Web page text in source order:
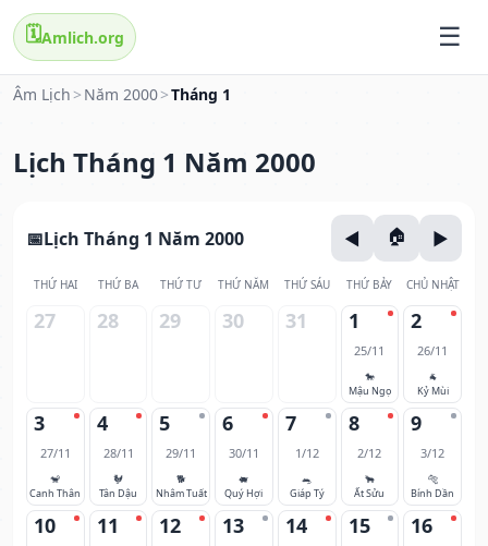
🗓️Amlich.org
Âm Lịch > Năm 2000>Tháng 1
Lịch Tháng 1 Năm 2000
Lịch Tháng 1 Năm 2000
THỨ HAI THỨ BA THỨ TƯ THỨ NĂM THỨ SÁU THỨ BẢY CHỦ NHẬT
27 28 29 30 31 1
25/11
🐎
Mậu Ngọ
2
26/11
🐐
Kỷ Mùi
3
27/11
🐒
Canh Thân
4
28/11
🐓
Tân Dậu
5
29/11
🐕
Nhâm Tuất
6
30/11
🐖
Quý Hợi
7
1/12
🐀
Giáp Tý
8
2/12
🐂
Ất Sửu
9
3/12
🐅
Bính Dần
10 11 12 13 14 15 16